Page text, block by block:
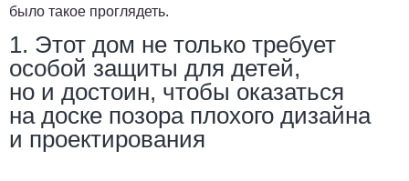
было такое проглядеть.
1. Этот дом не только требует
особой защиты для детей,
но и достоин, чтобы оказаться
на доске позора плохого дизайна
и проектирования